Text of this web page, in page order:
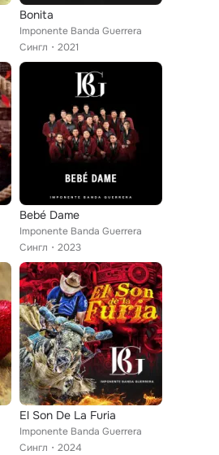
Bonita
Imponente Banda Guerrera
Сингл
2021
Bebé Dame
Imponente Banda Guerrera
Сингл
2023
El Son De La Furia
Imponente Banda Guerrera
Сингл
2024